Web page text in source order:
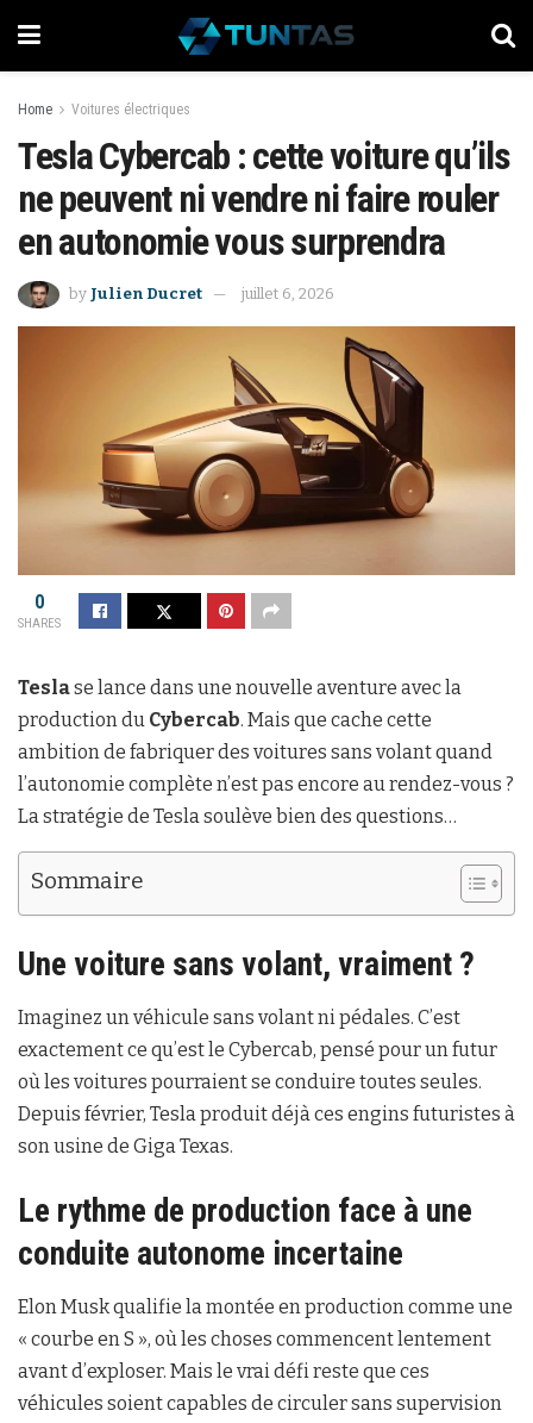
Home Voitures électriques
Tesla Cybercab : cette voiture qu’ils
ne peuvent ni vendre ni faire rouler
en autonomie vous surprendra
by Julien Ducret juillet 6, 2026
0
SHARES
Teslase lance dans une nouvelle aventure avec la
production du Cybercab. Mais que cache cette
ambition de fabriquer des voitures sans volant quand
l’autonomie complète n’est pas encore au rendez-vous ?
La stratégie de Tesla soulève bien des questions…
Sommaire
Une voiture sans volant, vraiment ?
Imaginez un véhicule sans volant ni pédales. C’est
exactement ce qu’est le Cybercab, pensé pour un futur
où les voitures pourraient se conduire toutes seules.
Depuis février, Tesla produit déjà ces engins futuristes à
son usine de Giga Texas.
Le rythme de production face à une
conduite autonome incertaine
Elon Musk qualifie la montée en production comme une
« courbe en S », où les choses commencent lentement
avant d’exploser. Mais le vrai défi reste que ces
véhicules soient capables de circuler sans supervision